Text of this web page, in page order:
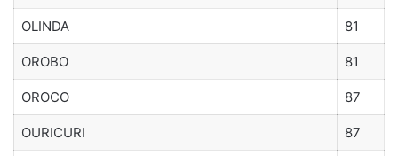
OLINDA 81
OROBO 81
OROCO 87
OURICURI 87